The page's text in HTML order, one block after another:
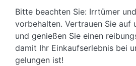
Bitte beachten Sie: Irrtümer
vorbehalten. Vertrauen Sie auf
und genießen Sie einen
damit Ihr Einkaufserlebnis bei
gelungen ist!